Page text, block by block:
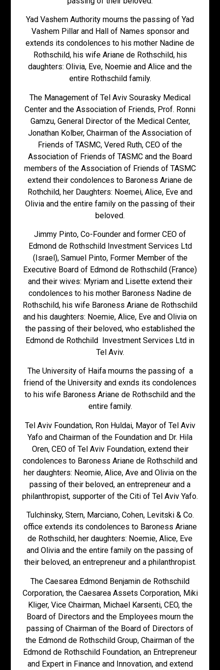
Yad Vashem Authority mourns the passing of Yad
Vashem Pillar and Hall of Names sponsor and
extends its condolences to his mother Nadine de
Rothschild, his wife Ariane de Rothschild, his
daughters: Olivia, Eve, Noemie and Alice and the
entire Rothschild family.
The Management of Tel Aviv Sourasky Medical
Center and the Association of Friends, Prof. Ronni
Gamzu, General Director of the Medical Center,
Jonathan Kolber, Chairman of the Association of
Friends of TASMC, Vered Ruth, CEO of the
Association of Friends of TASMC and the Board
members of the Association of Friends of TASMC
extend their condolences to Baroness Ariane de
Rothchild, her Daughters: Noemei, Alice, Eve and
Olivia and the entire family on the passing of their
beloved.
Jimmy Pinto, Co-Founder and former CEO of
Edmond de Rothschild Investment Services Ltd
(Israel), Samuel Pinto, Former Member of the
Executive Board of Edmond de Rothschild (France)
and their wives: Myriam and Lisette extend their
condolences to his mother Baroness Nadine de
Rothschild, his wife Baroness Ariane de Rothschild
and his daughters: Noemie, Alice, Eve and Olivia on
the passing of their beloved, who established the
Edmond de Rothchild Investment Services Ltd in
Tel Aviv.
The University of Haifa mourns the passing of a
friend of the University and exnds its condolences
to his wife Baroness Ariane de Rothschild and the
entire family.
Tel Aviv Foundation, Ron Huldai, Mayor of Tel Aviv
Yafo and Chairman of the Foundation and Dr. Hila
Oren, CEO of Tel Aviv Foundation, extend their
condolences to Baroness Ariane de Rothschild and
her daughters: Neomie, Alice, Ave and Olivia on the
passing of their beloved, an entrepreneur and a
philanthropist, supporter of the Citi of Tel Aviv Yafo.
Tulchinsky, Stern, Marciano, Cohen, Levitski & Co.
office extends its condolences to Baroness Ariane
de Rothschild, her daughters: Noemie, Alice, Eve
and Olivia and the entire family on the passing of
their beloved, an entrepreneur and a philanthropist.
The Caesarea Edmond Benjamin de Rothschild
Corporation, the Caesarea Assets Corporation, Miki
Kliger, Vice Chairman, Michael Karsenti, CEO, the
Board of Directors and the Employees mourn the
passing of Chairman of the Board of Directors of
the Edmond de Rothschild Group, Chairman of the
Edmond de Rothschild Foundation, an Entrepreneur
and Expert in Finance and Innovation, and extend